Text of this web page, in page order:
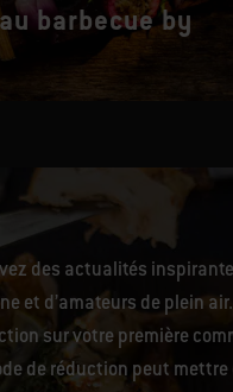
barbecue by
des actualités
et d’amateurs de plein
sur votre première
de réduction peut